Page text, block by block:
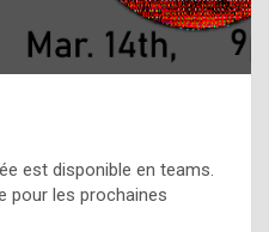
t
t
est disponible en teams.
pour les prochaines